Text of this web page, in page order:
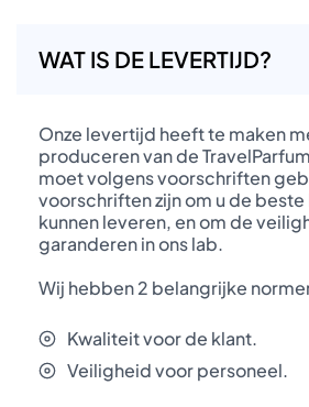
WAT IS DE LEVERTIJD?
Onze levertijd heeft te maken
produceren van de
moet volgens voorschriften
voorschriften zijn om u de
kunnen leveren, en om de
garanderen in ons lab.
Wij hebben 2 belangrijke
Kwaliteit voor de klant.
Veiligheid voor personeel.